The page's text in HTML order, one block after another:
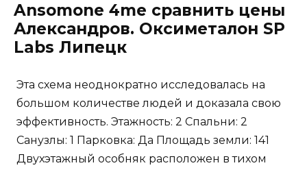
Ansomone 4me сравнить цены
Александров. Оксиметалон SP
Labs Липецк
Эта схема неоднократно исследовалась на
большом количестве людей и доказала свою
эффективность. Этажность: 2 Спальни: 2
Санузлы: 1 Парковка: Да Площадь земли: 141
Двухэтажный особняк расположен в тихом